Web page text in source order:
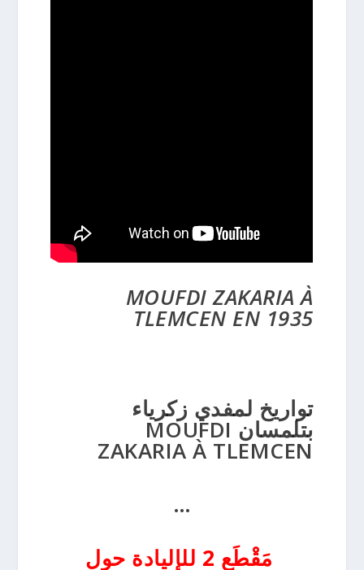
MOUFDI ZAKARIA À
TLEMCEN EN 1935
تواريخ لمفدي زكرياء
بتلمسان MOUFDI
ZAKARIA À TLEMCEN
…
مَقْطَع 2 للإليادة حول